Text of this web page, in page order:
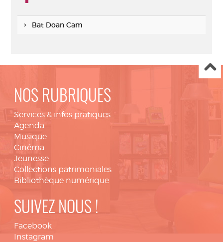
Bat Doan Cam
NOS RUBRIQUES
Services & infos pratiques
Agenda
Musique
Cinéma
Jeunesse
Collections patrimoniales
Bibliothèque numérique
SUIVEZ NOUS !
Facebook
Instagram